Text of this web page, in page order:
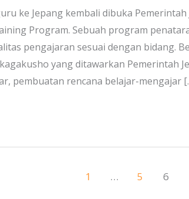
ke Jepang kembali dibuka Pemerintah
Program. Sebuah program
pengajaran sesuai dengan bidang.
yang ditawarkan Pemerintah
pembuatan rencana belajar-mengajar
1 … 5 6